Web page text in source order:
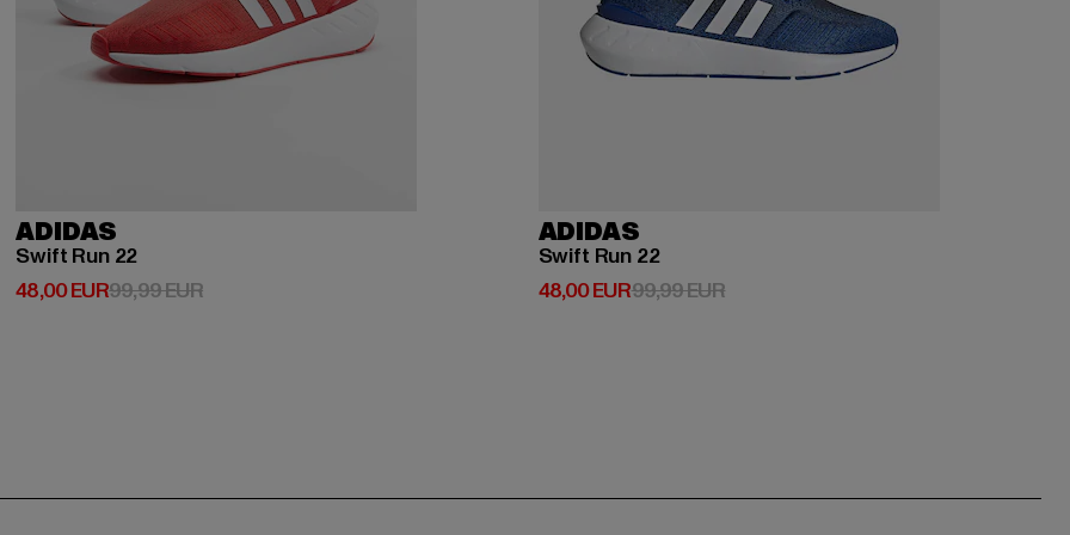
ADIDAS
Swift Run 22
48,00 EUR
Derzeitiger Preis: 48,00 EUR
99,99 EURAktionspreis: 99,99 EUR
ADIDAS
Swift Run 22
48,00 EUR
Derzeitiger Preis: 48,00 EUR
99,99 EURAktionspreis: 99,99 EUR